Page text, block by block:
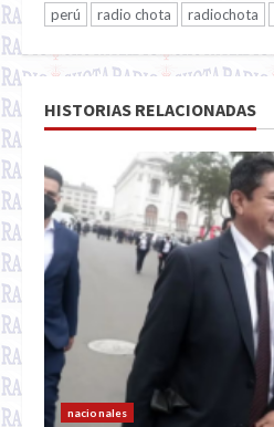
perú
radio chota radiochota
HISTORIAS RELACIONADAS
nacionales